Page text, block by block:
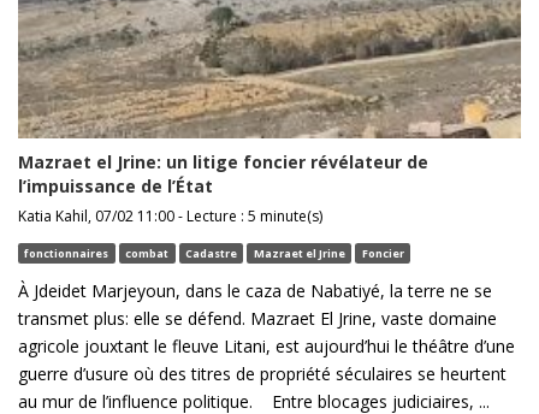
Mazraet el Jrine: un litige foncier révélateur de
l’impuissance de l’État
Katia Kahil, 07/02 11:00 - Lecture : 5 minute(s)
fonctionnaires combat Cadastre Mazraet el Jrine Foncier
À Jdeidet Marjeyoun, dans le caza de Nabatiyé, la terre ne se
transmet plus: elle se défend. Mazraet El Jrine, vaste domaine
agricole jouxtant le fleuve Litani, est aujourd’hui le théâtre d’une
guerre d’usure où des titres de propriété séculaires se heurtent
au mur de l’influence politique. Entre blocages judiciaires, ...